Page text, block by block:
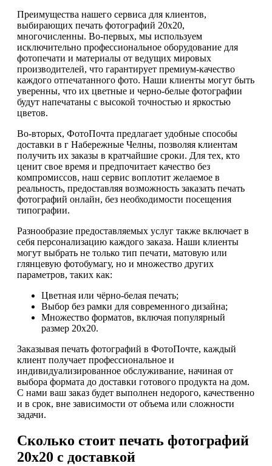
Преимущества нашего сервиса для клиентов,
выбирающих печать фотографий 20х20,
многочисленны. Во-первых, мы используем
исключительно профессиональное оборудование для
фотопечати и материалы от ведущих мировых
производителей, что гарантирует премиум-качество
каждого отпечатанного фото. Наши клиенты могут быть
уверенны, что их цветные и черно-белые фотографии
будут напечатаны с высокой точностью и яркостью
цветов.
Во-вторых, ФотоПочта предлагает удобные способы
доставки в г Набережные Челны, позволяя клиентам
получить их заказы в кратчайшие сроки. Для тех, кто
ценит свое время и предпочитает качество без
компромиссов, наш сервис воплотит желаемое в
реальность, предоставляя возможность заказать печать
фотографий онлайн, без необходимости посещения
типографии.
Разнообразие предоставляемых услуг также включает в
себя персонализацию каждого заказа. Наши клиенты
могут выбрать не только тип печати, матовую или
глянцевую фотобумагу, но и множество других
параметров, таких как:
Цветная или чёрно-белая печать;
Выбор без рамки для современного дизайна;
Множество форматов, включая популярный
размер 20х20.
Заказывая печать фотографий в ФотоПочте, каждый
клиент получает профессиональное и
индивидуализированное обслуживание, начиная от
выбора формата до доставки готового продукта на дом.
С нами ваш заказ будет выполнен недорого, качественно
и в срок, вне зависимости от объема или сложности
задачи.
Сколько стоит печать фотографий
20х20 с доставкой